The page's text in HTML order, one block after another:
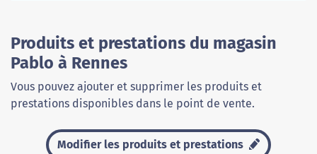
Produits et prestations du magasin
Pablo à Rennes
Vous pouvez ajouter et supprimer les produits et
prestations disponibles dans le point de vente.
Modifier les produits et prestations